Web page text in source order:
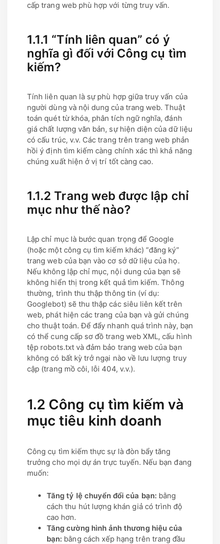
cấp trang web phù hợp với từng truy vấn.
1.1.1 “Tính liên quan” có ý
nghĩa gì đối với Công cụ tìm
kiếm?
Tính liên quan là sự phù hợp giữa truy vấn của
người dùng và nội dung của trang web. Thuật
toán quét từ khóa, phân tích ngữ nghĩa, đánh
giá chất lượng văn bản, sự hiện diện của dữ liệu
có cấu trúc, v.v. Các trang trên trang web phản
hồi ý định tìm kiếm càng chính xác thì khả năng
chúng xuất hiện ở vị trí tốt càng cao.
1.1.2 Trang web được lập chỉ
mục như thế nào?
Lập chỉ mục là bước quan trọng để Google
(hoặc một công cụ tìm kiếm khác) “đăng ký”
trang web của bạn vào cơ sở dữ liệu của họ.
Nếu không lập chỉ mục, nội dung của bạn sẽ
không hiển thị trong kết quả tìm kiếm. Thông
thường, trình thu thập thông tin (ví dụ:
Googlebot) sẽ thu thập các siêu liên kết trên
web, phát hiện các trang của bạn và gửi chúng
cho thuật toán. Để đẩy nhanh quá trình này, bạn
có thể cung cấp sơ đồ trang web XML, cấu hình
tệp robots.txt và đảm bảo trang web của bạn
không có bất kỳ trở ngại nào về lưu lượng truy
cập (trang mồ côi, lỗi 404, v.v.).
1.2 Công cụ tìm kiếm và
mục tiêu kinh doanh
Công cụ tìm kiếm thực sự là đòn bẩy tăng
trưởng cho mọi dự án trực tuyến. Nếu bạn đang
muốn:
Tăng tỷ lệ chuyển đổi của bạn:bằng
cách thu hút lượng khán giả có trình độ
cao hơn.
Tăng cường hình ảnh thương hiệu của
bạn: bằng cách xếp hạng trên trang đầu